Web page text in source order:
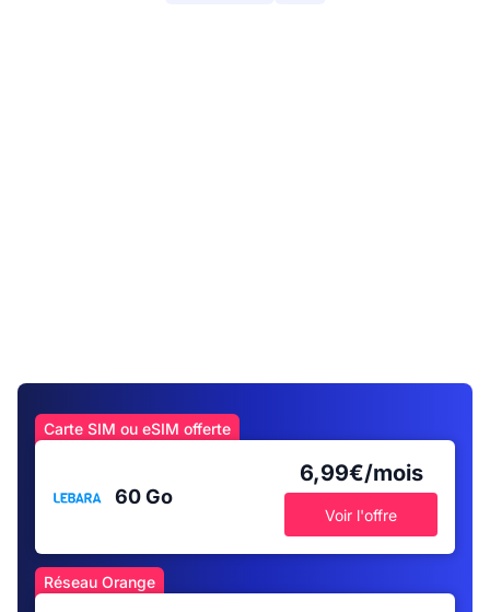
Carte SIM ou eSIM offerte
60 Go
6,99€/mois
Voir l'offre
Réseau Orange